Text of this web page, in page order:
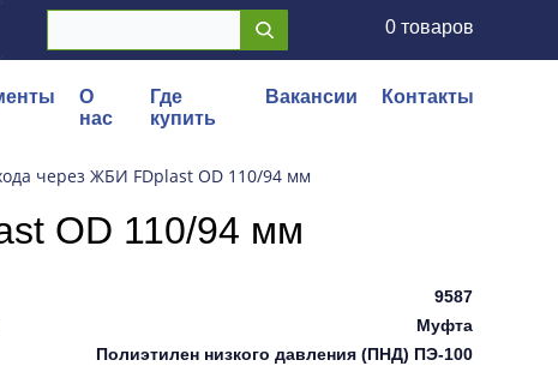
0 товаров
О
нас
Где
купить
Вакансии Контакты
через ЖБИ FDplast OD 110/94 мм
OD 110/94 мм
9587
Муфта
Полиэтилен низкого давления (ПНД) ПЭ-100